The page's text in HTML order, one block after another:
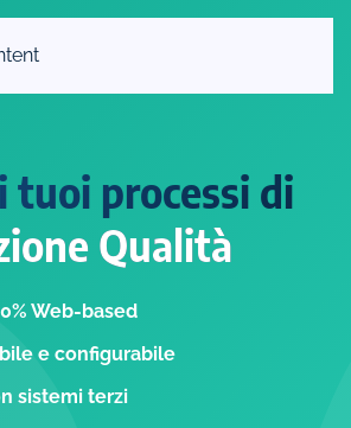
tuoi processi di
Qualità
Web-based
e configurabile
sistemi terzi